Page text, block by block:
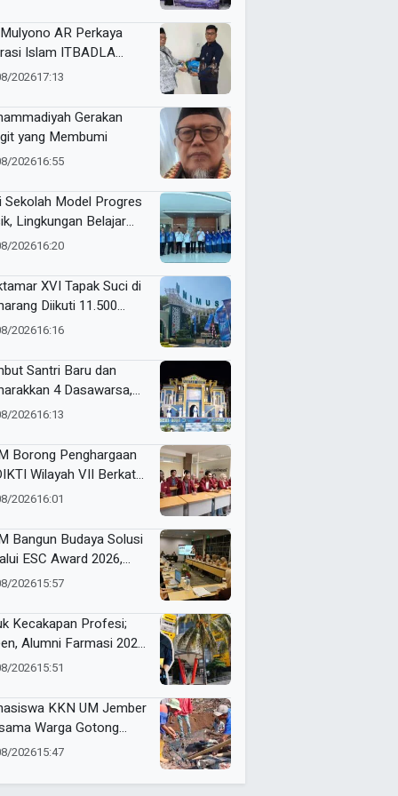
AR Perkaya
Islam ITBADLA
Hibah Buku Materi
202617:13
Gerakan
yang Membumi
202616:55
Sekolah Model Progres
Lingkungan Belajar
Jadi Prioritas
202616:20
XVI Tapak Suci di
Diikuti 11.500
Ini Rangkaian
202616:16
Santri Baru dan
4 Dasawarsa,
Gelar Pentas Seni
202616:13
Borong Penghargaan
Wilayah VII Berkat
Sama Industri dan
202616:01
Bangun Budaya Solusi
ESC Award 2026,
Dosen dan Tendik
202615:57
Kecakapan Profesi;
Alumni Farmasi 2026
Muhammadiyah 7
Lulus
202615:51
KKN UM Jember
Warga Gotong
Bersihkan Puing
Sumber Anom
202615:47